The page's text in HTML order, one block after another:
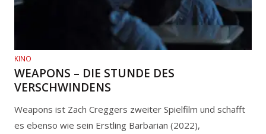
KINO
WEAPONS – DIE STUNDE DES
VERSCHWINDENS
Weapons ist Zach Creggers zweiter Spielfilm und schafft
es ebenso wie sein Erstling Barbarian (2022),